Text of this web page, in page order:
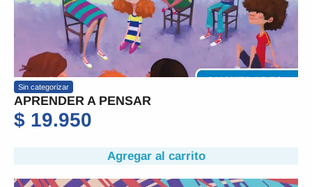
Sin categorizar
APRENDER A PENSAR
$ 19.950
Agregar al carrito